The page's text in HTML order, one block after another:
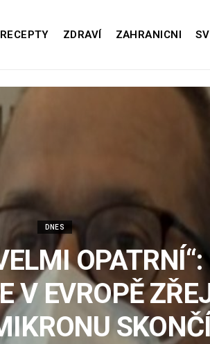
RECEPTY ZDRAVÍ ZAHRANICNI
DNES
OPATRNÍ“:
V EVROPĚ